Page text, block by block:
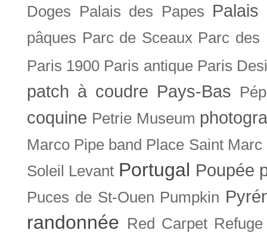
Doges
Palais des Papes Palais
pâques Parc de Sceaux Parc des
Paris 1900 Paris antique Paris
patch à coudre Pays-Bas
coquine Petrie Museum
Marco Pipe band Place Saint Marc
Soleil Levant Portugal Poupée
Puces de St-Ouen Pumpkin
randonnée Red Carpet Refuge